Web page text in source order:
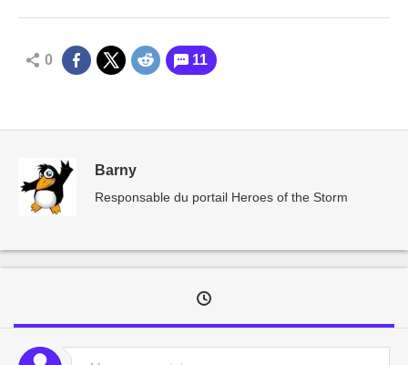
0 11
Barny
Responsable du portail Heroes of the Storm